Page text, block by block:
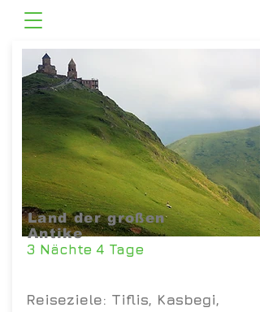
Land der großen
Antike
3 Nächte 4 Tage
Reiseziele: Tiflis, Kasbegi,